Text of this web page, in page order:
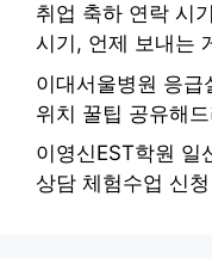
취업 축하 연락 시
시기, 언제 보내는
이대서울병원 응
위치 꿀팁 공유해
이영신EST학원 일
상담 체험수업 신